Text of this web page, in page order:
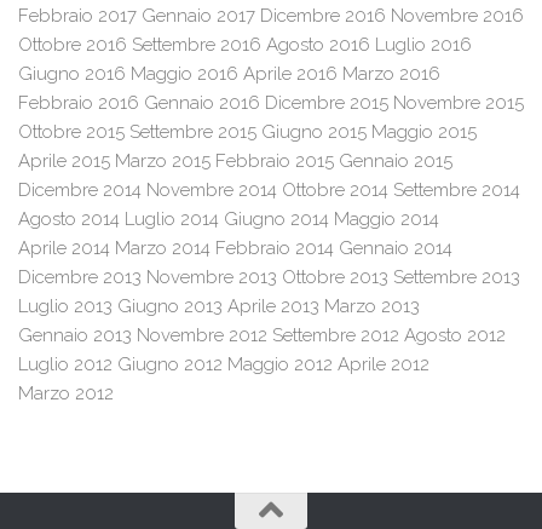
Febbraio 2017 Gennaio 2017 Dicembre 2016 Novembre 2016
Ottobre 2016 Settembre 2016 Agosto 2016 Luglio 2016
Giugno 2016 Maggio 2016 Aprile 2016 Marzo 2016
Febbraio 2016 Gennaio 2016 Dicembre 2015 Novembre 2015
Ottobre 2015 Settembre 2015 Giugno 2015 Maggio 2015
Aprile 2015 Marzo 2015 Febbraio 2015 Gennaio 2015
Dicembre 2014 Novembre 2014 Ottobre 2014 Settembre 2014
Agosto 2014 Luglio 2014 Giugno 2014 Maggio 2014
Aprile 2014 Marzo 2014 Febbraio 2014 Gennaio 2014
Dicembre 2013 Novembre 2013 Ottobre 2013 Settembre 2013
Luglio 2013 Giugno 2013 Aprile 2013 Marzo 2013
Gennaio 2013 Novembre 2012 Settembre 2012 Agosto 2012
Luglio 2012 Giugno 2012 Maggio 2012 Aprile 2012
Marzo 2012